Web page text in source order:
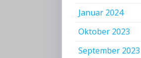
Januar 2024
Oktober 2023
September 2023